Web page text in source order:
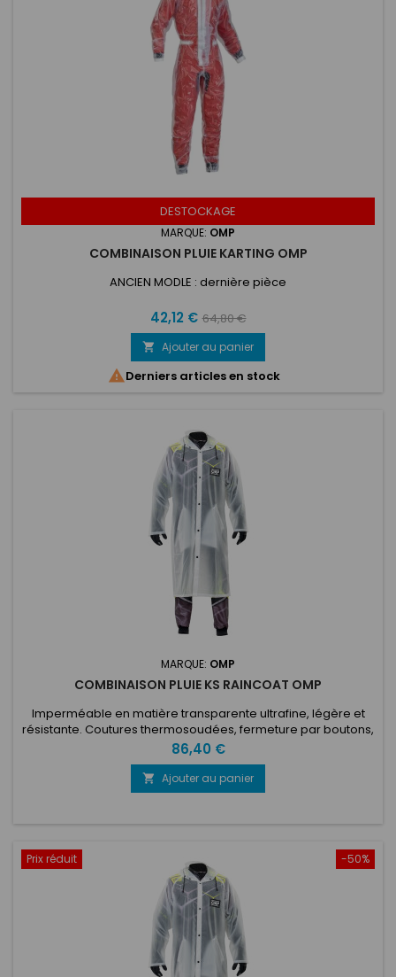
DESTOCKAGE
MARQUE: OMP
COMBINAISON PLUIE KARTING OMP
ANCIEN MODLE : dernière pièce
Prix
42,12 € Prix
base
64,80 €
 Ajouter au panier
Derniers articles en stock
MARQUE: OMP
COMBINAISON PLUIE KS RAINCOAT OMP
Imperméable en matière transparente ultrafine, légère et
résistante. Coutures thermosoudées, fermeture par boutons,
capuche réglable par cordon. Deux grandes poches.
Convient aux mécaniciens et aux opérateurs du paddock.
Prix
86,40 €
 Ajouter au panier
-50%
Prix réduit